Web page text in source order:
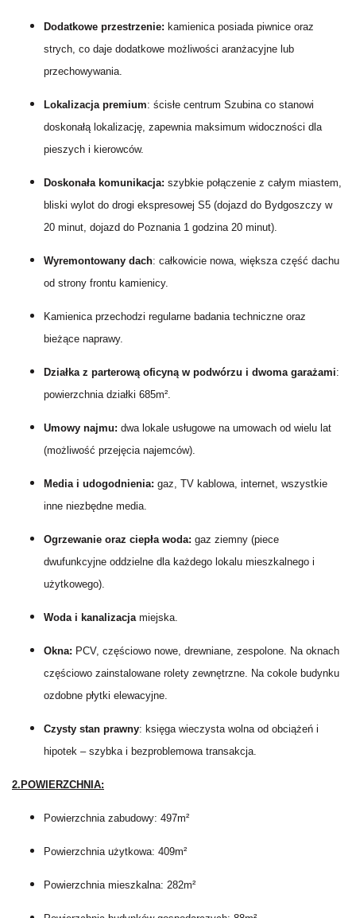
Dodatkowe przestrzenie: kamienica posiada piwnice oraz
strych, co daje dodatkowe możliwości aranżacyjne lub
przechowywania.
Lokalizacja premium: ścisłe centrum Szubina co stanowi
doskonałą lokalizację, zapewnia maksimum widoczności dla
pieszych i kierowców.
Doskonała komunikacja: szybkie połączenie z całym miastem,
bliski wylot do drogi ekspresowej S5 (dojazd do Bydgoszczy w
20 minut, dojazd do Poznania 1 godzina 20 minut).
Wyremontowany dach: całkowicie nowa, większa część dachu
od strony frontu kamienicy.
Kamienica przechodzi regularne badania techniczne oraz
bieżące naprawy.
Działka z parterową oficyną w podwórzu i dwoma garażami:
powierzchnia działki 685m².
Umowy najmu: dwa lokale usługowe na umowach od wielu lat
(możliwość przejęcia najemców).
Media i udogodnienia: gaz, TV kablowa, internet, wszystkie
inne niezbędne media.
Ogrzewanie oraz ciepła woda: gaz ziemny (piece
dwufunkcyjne oddzielne dla każdego lokalu mieszkalnego i
użytkowego).
Woda i kanalizacja miejska.
Okna: PCV, częściowo nowe, drewniane, zespolone. Na oknach
częściowo zainstalowane rolety zewnętrzne. Na cokole budynku
ozdobne płytki elewacyjne.
Czysty stan prawny: księga wieczysta wolna od obciążeń i
hipotek – szybka i bezproblemowa transakcja.
2.POWIERZCHNIA:
Powierzchnia zabudowy: 497m²
Powierzchnia użytkowa: 409m²
Powierzchnia mieszkalna: 282m²